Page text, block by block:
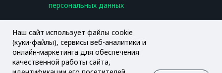
персональных данных
защиты персональных данных
Проверка СОУТ
info@carbonmicro.ru
Наш сайт использует файлы cookie
(куки-файлы), сервисы веб-аналитики и
онлайн-маркетинга для обеспечения
качественной работы сайта,